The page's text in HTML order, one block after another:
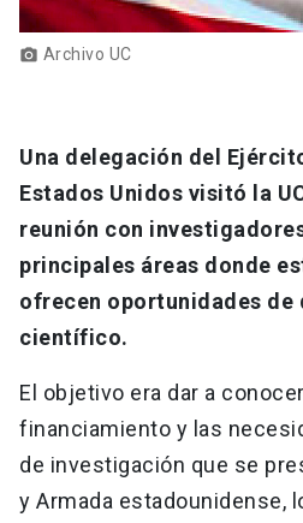
photo_camera Archivo UC
Una delegación del
Estados Unidos visitó la
reunión con
principales áreas donde
ofrecen oportunidades de
científico.
El objetivo era dar a
financiamiento y las
de investigación que se
y Armada estadounidense,